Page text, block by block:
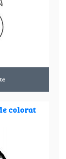
colorat